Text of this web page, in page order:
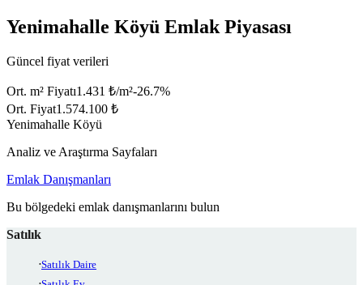
Yenimahalle Köyü Emlak Piyasası
Güncel fiyat verileri
Ort. m² Fiyatı1.431 ₺/m²-26.7%
Ort. Fiyat1.574.100 ₺
Yenimahalle Köyü
Analiz ve Araştırma Sayfaları
Emlak Danışmanları
Bu bölgedeki emlak danışmanlarını bulun
Satılık
Satılık Daire